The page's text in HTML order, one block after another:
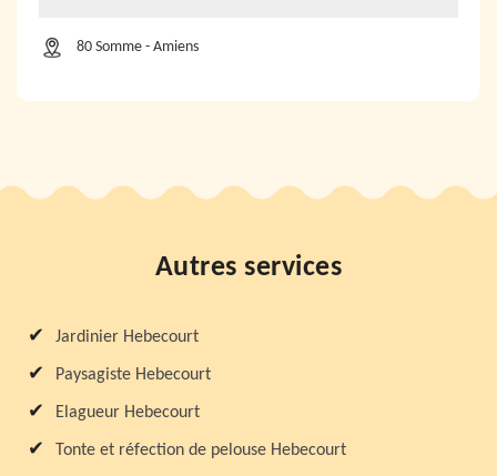
80 Somme - Amiens
Autres services
Jardinier Hebecourt
Paysagiste Hebecourt
Elagueur Hebecourt
Tonte et réfection de pelouse Hebecourt